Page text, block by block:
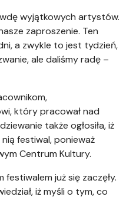
wyjątkowych artystów.
zaproszenie. Ten
a zwykle to jest tydzień,
ale daliśmy radę –
który pracował nad
także ogłosiła, iż
festiwal, ponieważ
Centrum Kultury.
już się zaczęły.
iż myśli o tym, co